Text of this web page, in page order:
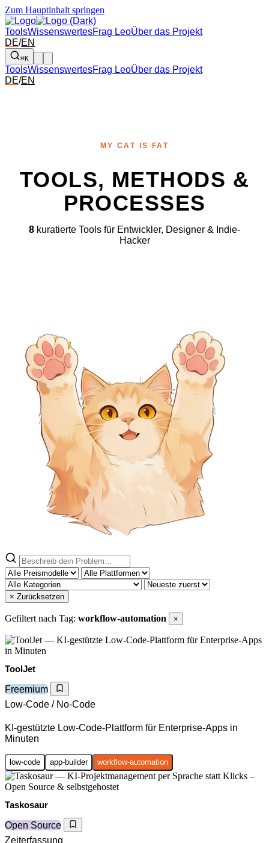
Zum Hauptinhalt springen
ToolsWissenswertesFrag LeoÜber das Projekt
DE/EN
⌘K
ToolsWissenswertesFrag LeoÜber das Projekt
DE/EN
MY CAT IS FAT
TOOLS, METHODS &
PROCESSES
8 kuratierte Tools für Entwickler, Designer & Indie-
Hacker
× Zurücksetzen
Gefiltert nach Tag: workflow-automation ×
ToolJet
Freemium
Low-Code / No-Code
KI-gestützte Low-Code-Plattform für Enterprise-Apps in
Minuten
low-code app-builder workflow-automation
Taskosaur
Open Source
Zeiterfassung